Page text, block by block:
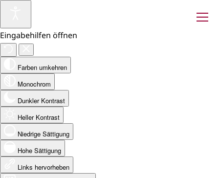
Eingabehilfen öffnen
Farben umkehren
Monochrom
Dunkler Kontrast
Heller Kontrast
Niedrige Sättigung
Hohe Sättigung
Links hervorheben